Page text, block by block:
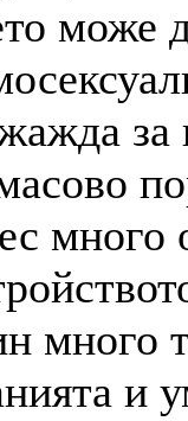
може
за
много
много
и